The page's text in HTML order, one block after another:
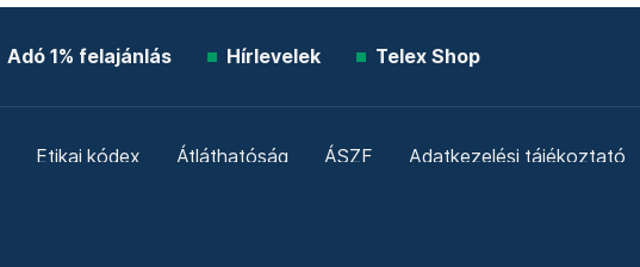
Adó 1% felajánlás Hírlevelek Telex Shop
Etikai kódex Átláthatóság ÁSZF Adatkezelési tájékoztató